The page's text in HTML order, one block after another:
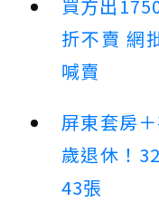
買方出
折不賣 網
喊賣
屏東套房
歲退休！
43張